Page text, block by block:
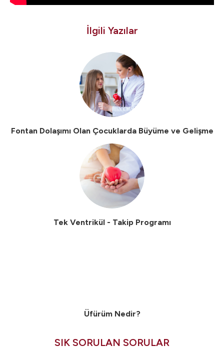
İlgili Yazılar
Fontan Dolaşımı Olan Çocuklarda Büyüme ve Gelişme
Tek Ventrikül - Takip Programı
Üfürüm Nedir?
SIK SORULAN SORULAR